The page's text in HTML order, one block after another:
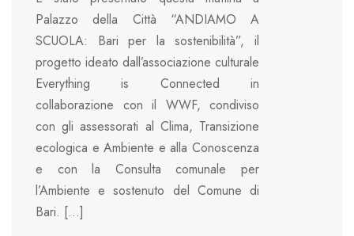
Palazzo della Città “ANDIAMO A
SCUOLA: Bari per la sostenibilità”, il
progetto ideato dall’associazione culturale
Everything is Connected in
collaborazione con il WWF, condiviso
con gli assessorati al Clima, Transizione
ecologica e Ambiente e alla Conoscenza
e con la Consulta comunale per
l’Ambiente e sostenuto del Comune di
Bari. […]